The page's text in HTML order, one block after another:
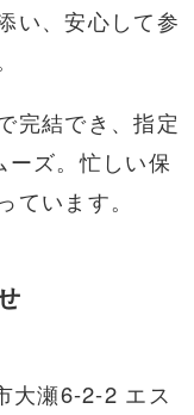
い、安心して参
完結でき、指定
ズ。忙しい保
います。
大瀬6-2-2 エス